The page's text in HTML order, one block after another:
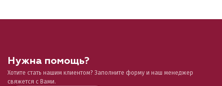
Нужна помощь?
Хотите стать нашим клиентом? Заполните форму и наш менеджер
свяжется с Вами.